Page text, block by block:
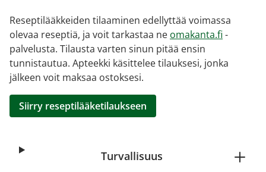
Reseptilääkkeiden tilaaminen edellyttää voimassa
olevaa reseptiä, ja voit tarkastaa ne omakanta.fi -
palvelusta. Tilausta varten sinun pitää ensin
tunnistautua. Apteekki käsittelee tilauksesi, jonka
jälkeen voit maksaa ostoksesi.
Siirry reseptilääketilaukseen
Turvallisuus